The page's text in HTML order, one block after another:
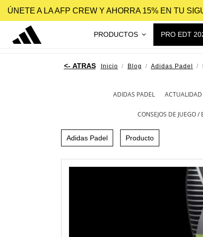
ÚNETE A LA AFP CREW Y AHORRA 15% EN TU
PRODUCTOS PRO EDT
Inicio Blog Adidas Padel
ADIDAS PADEL
CONSEJOS DE JUEGO
Adidas Padel Producto